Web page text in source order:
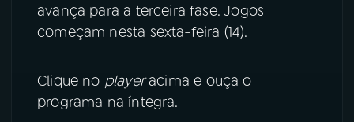
avança para a terceira fase. Jogos
começam nesta sexta-feira (14).
Clique no playeracima e ouça o
programa na íntegra.